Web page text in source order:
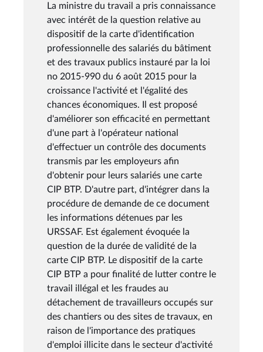
La ministre du travail a pris connaissance
avec intérêt de la question relative au
dispositif de la carte d'identification
professionnelle des salariés du bâtiment
et des travaux publics instauré par la loi
no 2015-990 du 6 août 2015 pour la
croissance l'activité et l'égalité des
chances économiques. Il est proposé
d'améliorer son efficacité en permettant
d'une part à l'opérateur national
d'effectuer un contrôle des documents
transmis par les employeurs afin
d'obtenir pour leurs salariés une carte
CIP BTP. D'autre part, d'intégrer dans la
procédure de demande de ce document
les informations détenues par les
URSSAF. Est également évoquée la
question de la durée de validité de la
carte CIP BTP. Le dispositif de la carte
CIP BTP a pour finalité de lutter contre le
travail illégal et les fraudes au
détachement de travailleurs occupés sur
des chantiers ou des sites de travaux, en
raison de l'importance des pratiques
d'emploi illicite dans le secteur d'activité